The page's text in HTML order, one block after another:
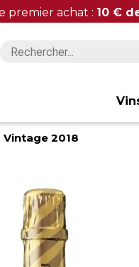
premier achat : 10 €
Vintage 2018